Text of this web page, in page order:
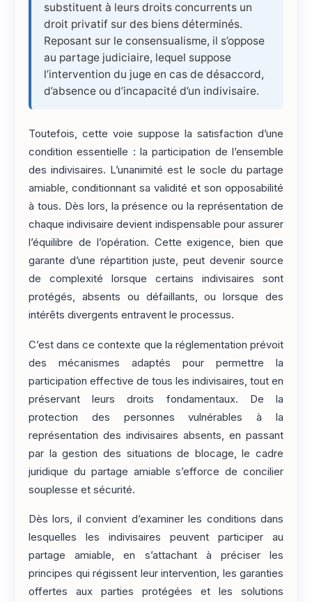
substituent à leurs droits concurrents un
droit privatif sur des biens déterminés.
Reposant sur le consensualisme, il s’oppose
au partage judiciaire, lequel suppose
l’intervention du juge en cas de désaccord,
d’absence ou d’incapacité d’un indivisaire.
Toutefois, cette voie suppose la satisfaction d’une
condition essentielle : la participation de l’ensemble
des indivisaires. L’unanimité est le socle du partage
amiable, conditionnant sa validité et son opposabilité
à tous. Dès lors, la présence ou la représentation de
chaque indivisaire devient indispensable pour assurer
l’équilibre de l’opération. Cette exigence, bien que
garante d’une répartition juste, peut devenir source
de complexité lorsque certains indivisaires sont
protégés, absents ou défaillants, ou lorsque des
intérêts divergents entravent le processus.
C’est dans ce contexte que la réglementation prévoit
des mécanismes adaptés pour permettre la
participation effective de tous les indivisaires, tout en
préservant leurs droits fondamentaux. De la
protection des personnes vulnérables à la
représentation des indivisaires absents, en passant
par la gestion des situations de blocage, le cadre
juridique du partage amiable s’efforce de concilier
souplesse et sécurité.
Dès lors, il convient d’examiner les conditions dans
lesquelles les indivisaires peuvent participer au
partage amiable, en s’attachant à préciser les
principes qui régissent leur intervention, les garanties
offertes aux parties protégées et les solutions